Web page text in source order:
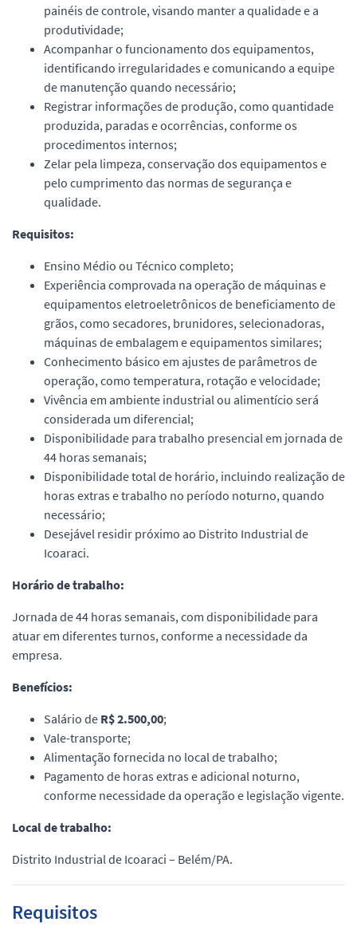
painéis de controle, visando manter a qualidade e a
produtividade;
Acompanhar o funcionamento dos equipamentos,
identificando irregularidades e comunicando a equipe
de manutenção quando necessário;
Registrar informações de produção, como quantidade
produzida, paradas e ocorrências, conforme os
procedimentos internos;
Zelar pela limpeza, conservação dos equipamentos e
pelo cumprimento das normas de segurança e
qualidade.
Requisitos:
Ensino Médio ou Técnico completo;
Experiência comprovada na operação de máquinas e
equipamentos eletroeletrônicos de beneficiamento de
grãos, como secadores, brunidores, selecionadoras,
máquinas de embalagem e equipamentos similares;
Conhecimento básico em ajustes de parâmetros de
operação, como temperatura, rotação e velocidade;
Vivência em ambiente industrial ou alimentício será
considerada um diferencial;
Disponibilidade para trabalho presencial em jornada de
44 horas semanais;
Disponibilidade total de horário, incluindo realização de
horas extras e trabalho no período noturno, quando
necessário;
Desejável residir próximo ao Distrito Industrial de
Icoaraci.
Horário de trabalho:
Jornada de 44 horas semanais, com disponibilidade para
atuar em diferentes turnos, conforme a necessidade da
empresa.
Benefícios:
Salário de R$ 2.500,00;
Vale-transporte;
Alimentação fornecida no local de trabalho;
Pagamento de horas extras e adicional noturno,
conforme necessidade da operação e legislação vigente.
Local de trabalho:
Distrito Industrial de Icoaraci – Belém/PA.
Requisitos